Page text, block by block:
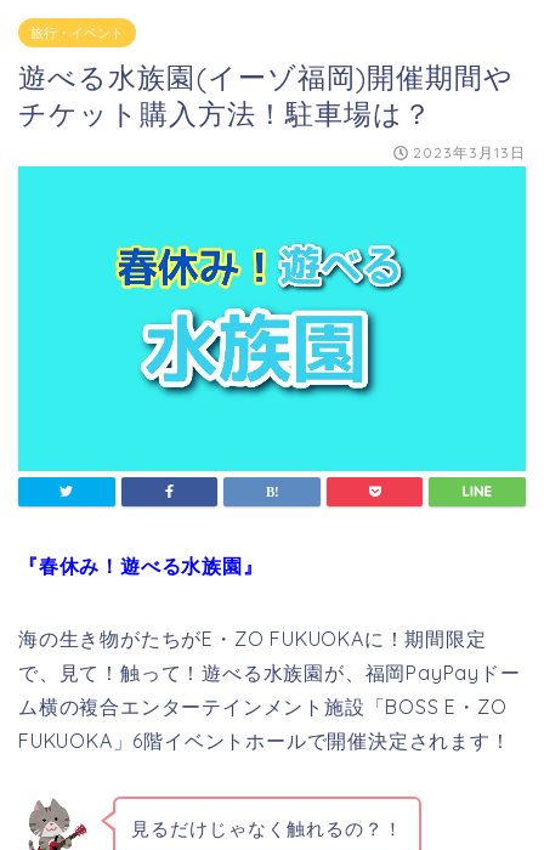
旅行・イベント
遊べる水族園(イーゾ福岡)開催期間や
チケット購入方法！駐車場は？
2023年3月13日
『春休み！遊べる水族園』
海の生き物がたちがE・ZO FUKUOKAに！期間限定
で、見て！触って！遊べる水族園が、福岡PayPayドー
ム横の複合エンターテインメント施設「BOSS E・ZO
FUKUOKA」6階イベントホールで開催決定されます！
見るだけじゃなく触れるの？！